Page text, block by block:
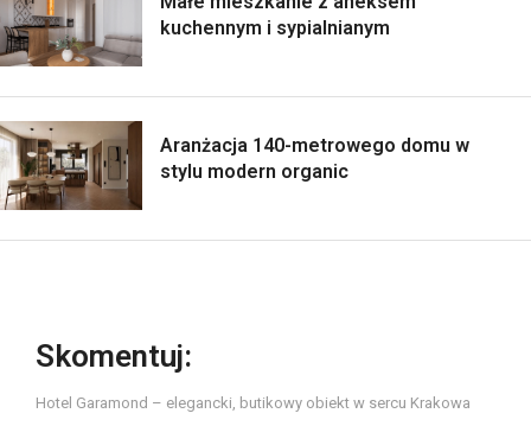
kuchennym i sypialnianym
Aranżacja 140-metrowego domu w
stylu modern organic
Skomentuj:
Hotel Garamond – elegancki, butikowy obiekt w sercu Krakowa